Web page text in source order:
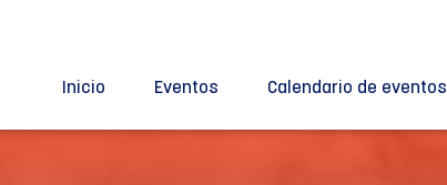
Inicio Eventos Calendario de eventos